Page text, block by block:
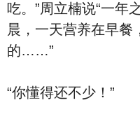
吃。”周立楠说“一年
晨，一天营养在早餐
的……”
“你懂得还不少！”